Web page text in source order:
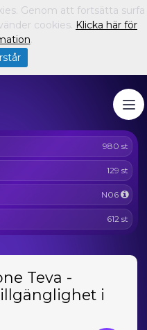
980 st
129 st
N06
612 st
Teva -
i
Genom att fortsätta surfa
cookies. Klicka här för
.